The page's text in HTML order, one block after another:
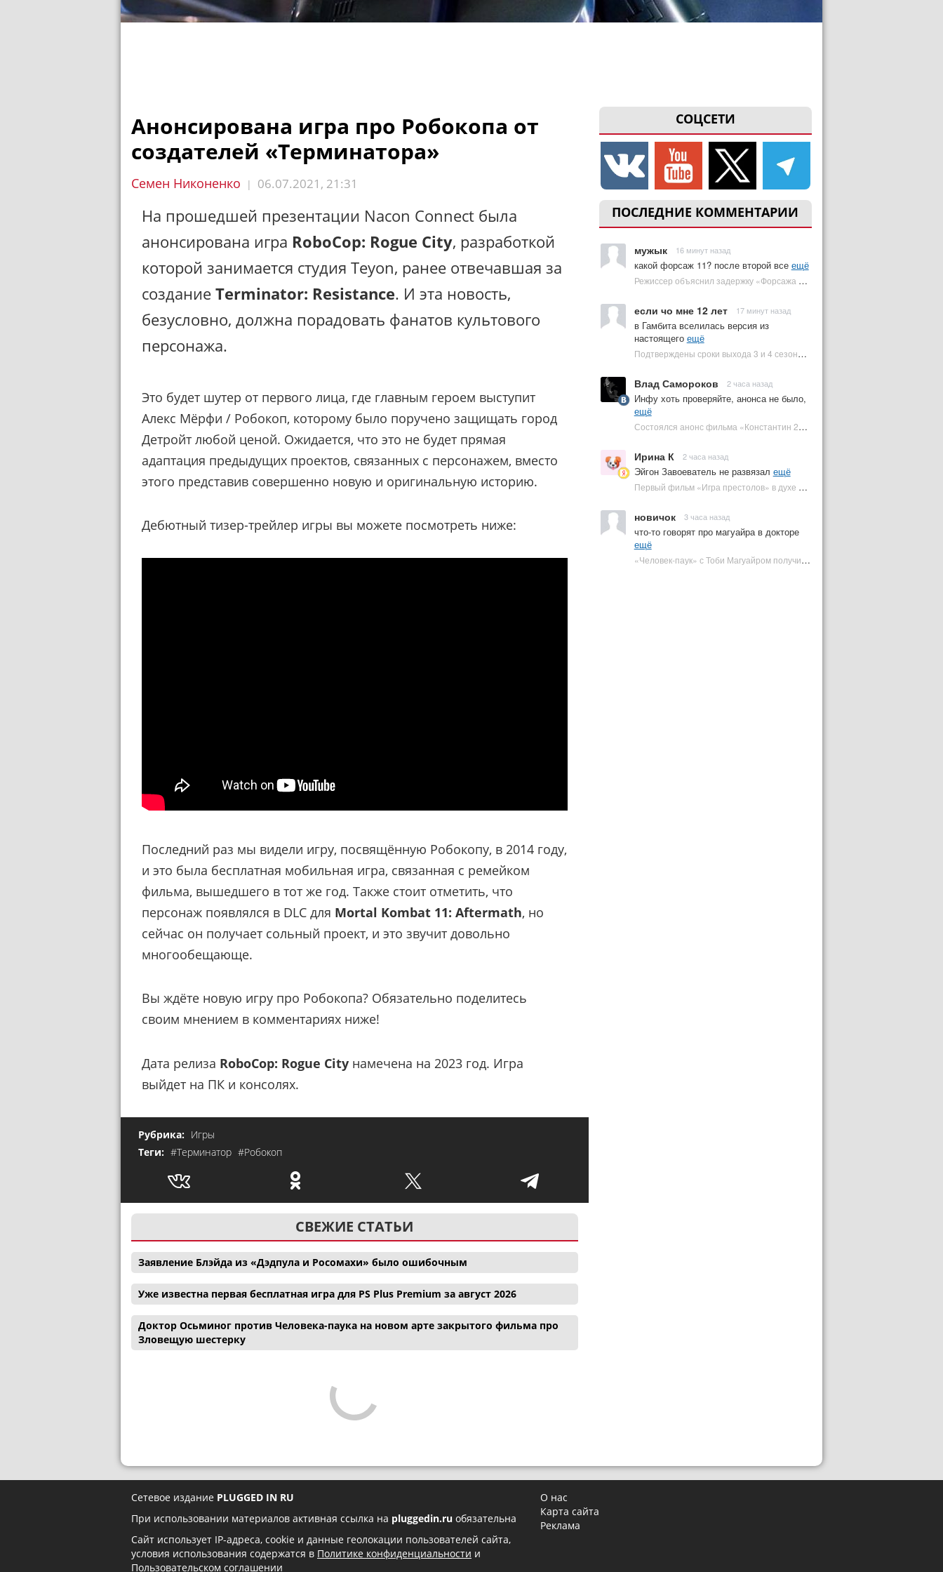
СОЦСЕТИ
ПОСЛЕДНИЕ КОММЕНТАРИИ
мужык 16 минут назад
какой форсаж 11? после второй все ещё
Режиссер объяснил задержку «Форсажа 11» | Plugged In Ru
если чо мне 12 лет 17 минут назад
в Гамбита вселилась версия из
настоящего ещё
Подтверждены сроки выхода 3 и 4 сезонов «Людей Икс '97» | Plugged In Ru
Влад Самороков 2 часа назад
Инфу хоть проверяйте, анонса не было,
ещё
Состоялся анонс фильма «Константин 2» с Киану Ривзом. Когда он выйдет? | Plugged In Ru
Ирина К 2 часа назад
Эйгон Завоеватель не развязал ещё
Первый фильм «Игра престолов» в духе «Дюны» посвящен важному Таргариену | Plugged In Ru
новичок 3 часа назад
что-то говорят про магуайра в докторе
ещё
«Человек-паук» с Тоби Магуайром получил новый постер | Plugged In Ru
Анонсирована игра про Робокопа от
создателей «Терминатора»
Семен Никоненко | 06.07.2021, 21:31
На прошедшей презентации Nacon Connect была
анонсирована игра RoboCop: Rogue City, разработкой
которой занимается студия Teyon, ранее отвечавшая за
создание Terminator: Resistance. И эта новость,
безусловно, должна порадовать фанатов культового
персонажа.
Это будет шутер от первого лица, где главным героем выступит
Алекс Мёрфи / Робокоп, которому было поручено защищать город
Детройт любой ценой. Ожидается, что это не будет прямая
адаптация предыдущих проектов, связанных с персонажем, вместо
этого представив совершенно новую и оригинальную историю.
Дебютный тизер-трейлер игры вы можете посмотреть ниже:
Последний раз мы видели игру, посвящённую Робокопу, в 2014 году,
и это была бесплатная мобильная игра, связанная с ремейком
фильма, вышедшего в тот же год. Также стоит отметить, что
персонаж появлялся в DLC для Mortal Kombat 11: Aftermath, но
сейчас он получает сольный проект, и это звучит довольно
многообещающе.
Вы ждёте новую игру про Робокопа? Обязательно поделитесь
своим мнением в комментариях ниже!
Дата релиза RoboCop: Rogue City намечена на 2023 год. Игра
выйдет на ПК и консолях.
Рубрика: Игры
Теги: #Терминатор #Робокоп
СВЕЖИЕ СТАТЬИ
Заявление Блэйда из «Дэдпула и Росомахи» было ошибочным
Уже известна первая бесплатная игра для PS Plus Premium за август 2026
Доктор Осьминог против Человека-паука на новом арте закрытого фильма про
Зловещую шестерку
Сетевое издание PLUGGED IN RU
При использовании материалов активная ссылка на pluggedin.ru обязательна
Сайт использует IP-адреса, cookie и данные геолокации пользователей сайта,
условия использования содержатся в Политике конфиденциальности и
Пользовательском соглашении
О нас
Карта сайта
Реклама